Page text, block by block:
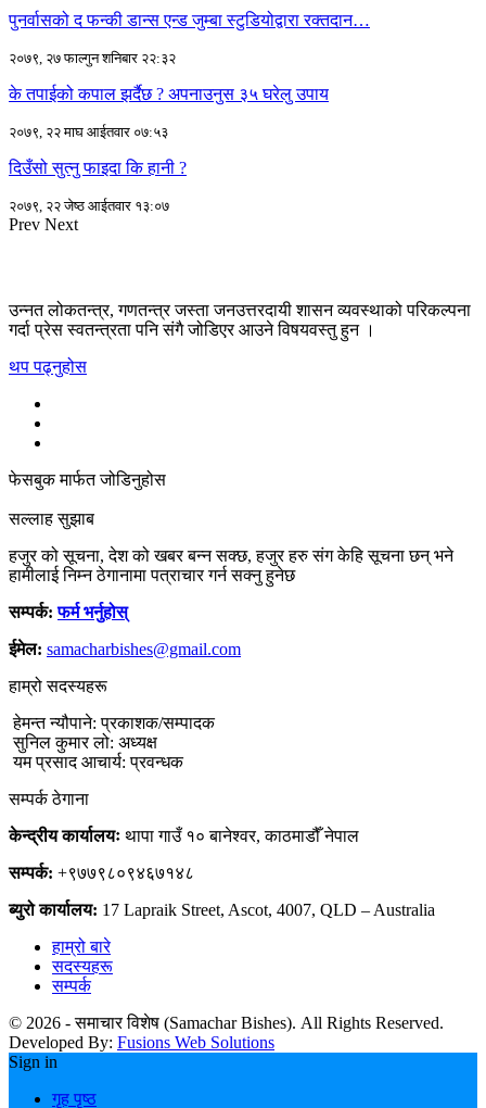
पुनर्वासको द फन्की डान्स एन्ड जुम्बा स्टुडियोद्वारा रक्तदान…
२०७९, २७ फाल्गुन शनिबार २२:३२
के तपाईको कपाल झर्दैछ ? अपनाउनुस ३५ घरेलु उपाय
२०७९, २२ माघ आईतवार ०७:५३
दिउँसो सुत्नु फाइदा कि हानी ?
२०७९, २२ जेष्ठ आईतवार १३:०७
Prev Next
उन्नत लोकतन्त्र, गणतन्त्र जस्ता जनउत्तरदायी शासन व्यवस्थाको परिकल्पना
गर्दा प्रेस स्वतन्त्रता पनि संगै जोडिएर आउने विषयवस्तु हुन ।
थप पढ्नुहोस
फेसबुक मार्फत जोडिनुहोस
सल्लाह सुझाब
हजुर को सूचना, देश को खबर बन्न सक्छ, हजुर हरु संग केहि सूचना छन् भने
हामीलाई निम्न ठेगानामा पत्राचार गर्न सक्नु हुनेछ
सम्पर्क:फर्म भर्नुहोस्
ईमेल: samacharbishes@gmail.com
हाम्रो सदस्यहरू
हेमन्त न्यौपाने: प्रकाशक/सम्पादक
सुनिल कुमार लो: अध्यक्ष
यम प्रसाद आचार्य: प्रवन्धक
सम्पर्क ठेगाना
केन्द्रीय कार्यालयः थापा गाउँ १० बानेश्वर, काठमाडौँ नेपाल
सम्पर्क: +९७७९८०९४६७१४८
ब्युरो कार्यालय: 17 Lapraik Street, Ascot, 4007, QLD – Australia
हाम्रो बारे
सदस्यहरू
सम्पर्क
© 2026 - समाचार विशेष (Samachar Bishes). All Rights Reserved.
Developed By: Fusions Web Solutions
Sign in
गृह पृष्ठ